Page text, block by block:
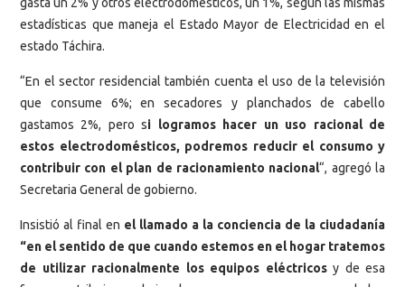
estadísticas que maneja el Estado Mayor de Electricidad en el
estado Táchira.
“En el sector residencial también cuenta el uso de la televisión
que consume 6%; en secadores y planchados de cabello
gastamos 2%, pero si logramos hacer un uso racional de
estos electrodomésticos, podremos reducir el consumo y
contribuir con el plan de racionamiento nacional“, agregó la
Secretaria General de gobierno.
Insistió al final en el llamado a la conciencia de la ciudadanía
“en el sentido de que cuando estemos en el hogar tratemos
de utilizar racionalmente los equipos eléctricosy de esa